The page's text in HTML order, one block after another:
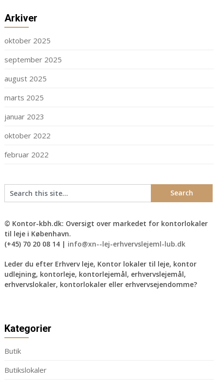
Arkiver
oktober 2025
september 2025
august 2025
marts 2025
januar 2023
oktober 2022
februar 2022
© Kontor-kbh.dk: Oversigt over markedet for kontorlokaler
til leje i København.
(+45) 70 20 08 14 | info@xn--lej-erhvervslejeml-lub.dk
Leder du efter Erhverv leje, Kontor lokaler til leje, kontor
udlejning, kontorleje, kontorlejemål, erhvervslejemål,
erhvervslokaler, kontorlokaler eller erhvervsejendomme?
Kategorier
Butik
Butikslokaler